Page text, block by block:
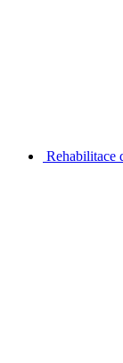
Rehabilitace